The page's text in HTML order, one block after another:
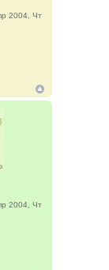
2004, Чт
2004, Чт